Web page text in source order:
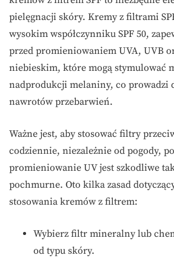
pielęgnacji skóry. Kremy z filtrami
wysokim współczynniku SPF 50,
przed promieniowaniem UVA, UVB
niebieskim, które mogą stymulować
nadprodukcji melaniny, co prowadzi
nawrotów przebarwień.
Ważne jest, aby stosować filtry
codziennie, niezależnie od pogody,
promieniowanie UV jest szkodliwe
pochmurne. Oto kilka zasad
stosowania kremów z filtrem:
Wybierz filtr mineralny lub
od typu skóry.